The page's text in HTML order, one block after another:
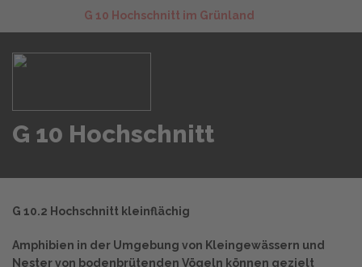
G 10 Hochschnitt im Grünland
G 10 Hochschnitt
G 10.2 Hochschnitt kleinflächig
Amphibien in der Umgebung von Kleingewässern und
Nester von bodenbrütenden Vögeln können gezielt